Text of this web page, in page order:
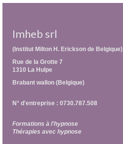
Imheb srl
(Institut Milton H. Erickson de Belgique)
Rue de la Grotte 7
1310 La Hulpe
Brabant wallon (Belgique)
N° d'entreprise : 0730.787.508
Formations à l'hypnose
Thérapies avec hypnose